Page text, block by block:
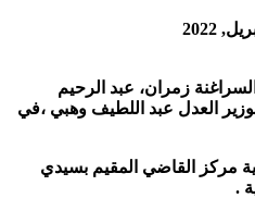
زمران، عبد الرحيم
العدل عبد اللطيف وهبي ،في
مركز القاضي المقيم بسيدي
.